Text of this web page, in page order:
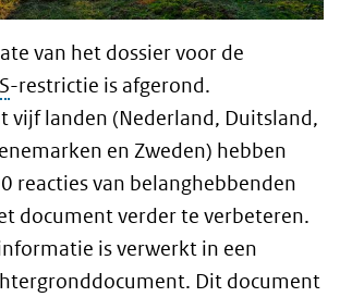
van het dossier voor de
-restrictie is afgerond.
vijf landen (Nederland, Duitsland,
en Zweden) hebben
reacties van belanghebbenden
document verder te verbeteren.
is verwerkt in een
Dit document